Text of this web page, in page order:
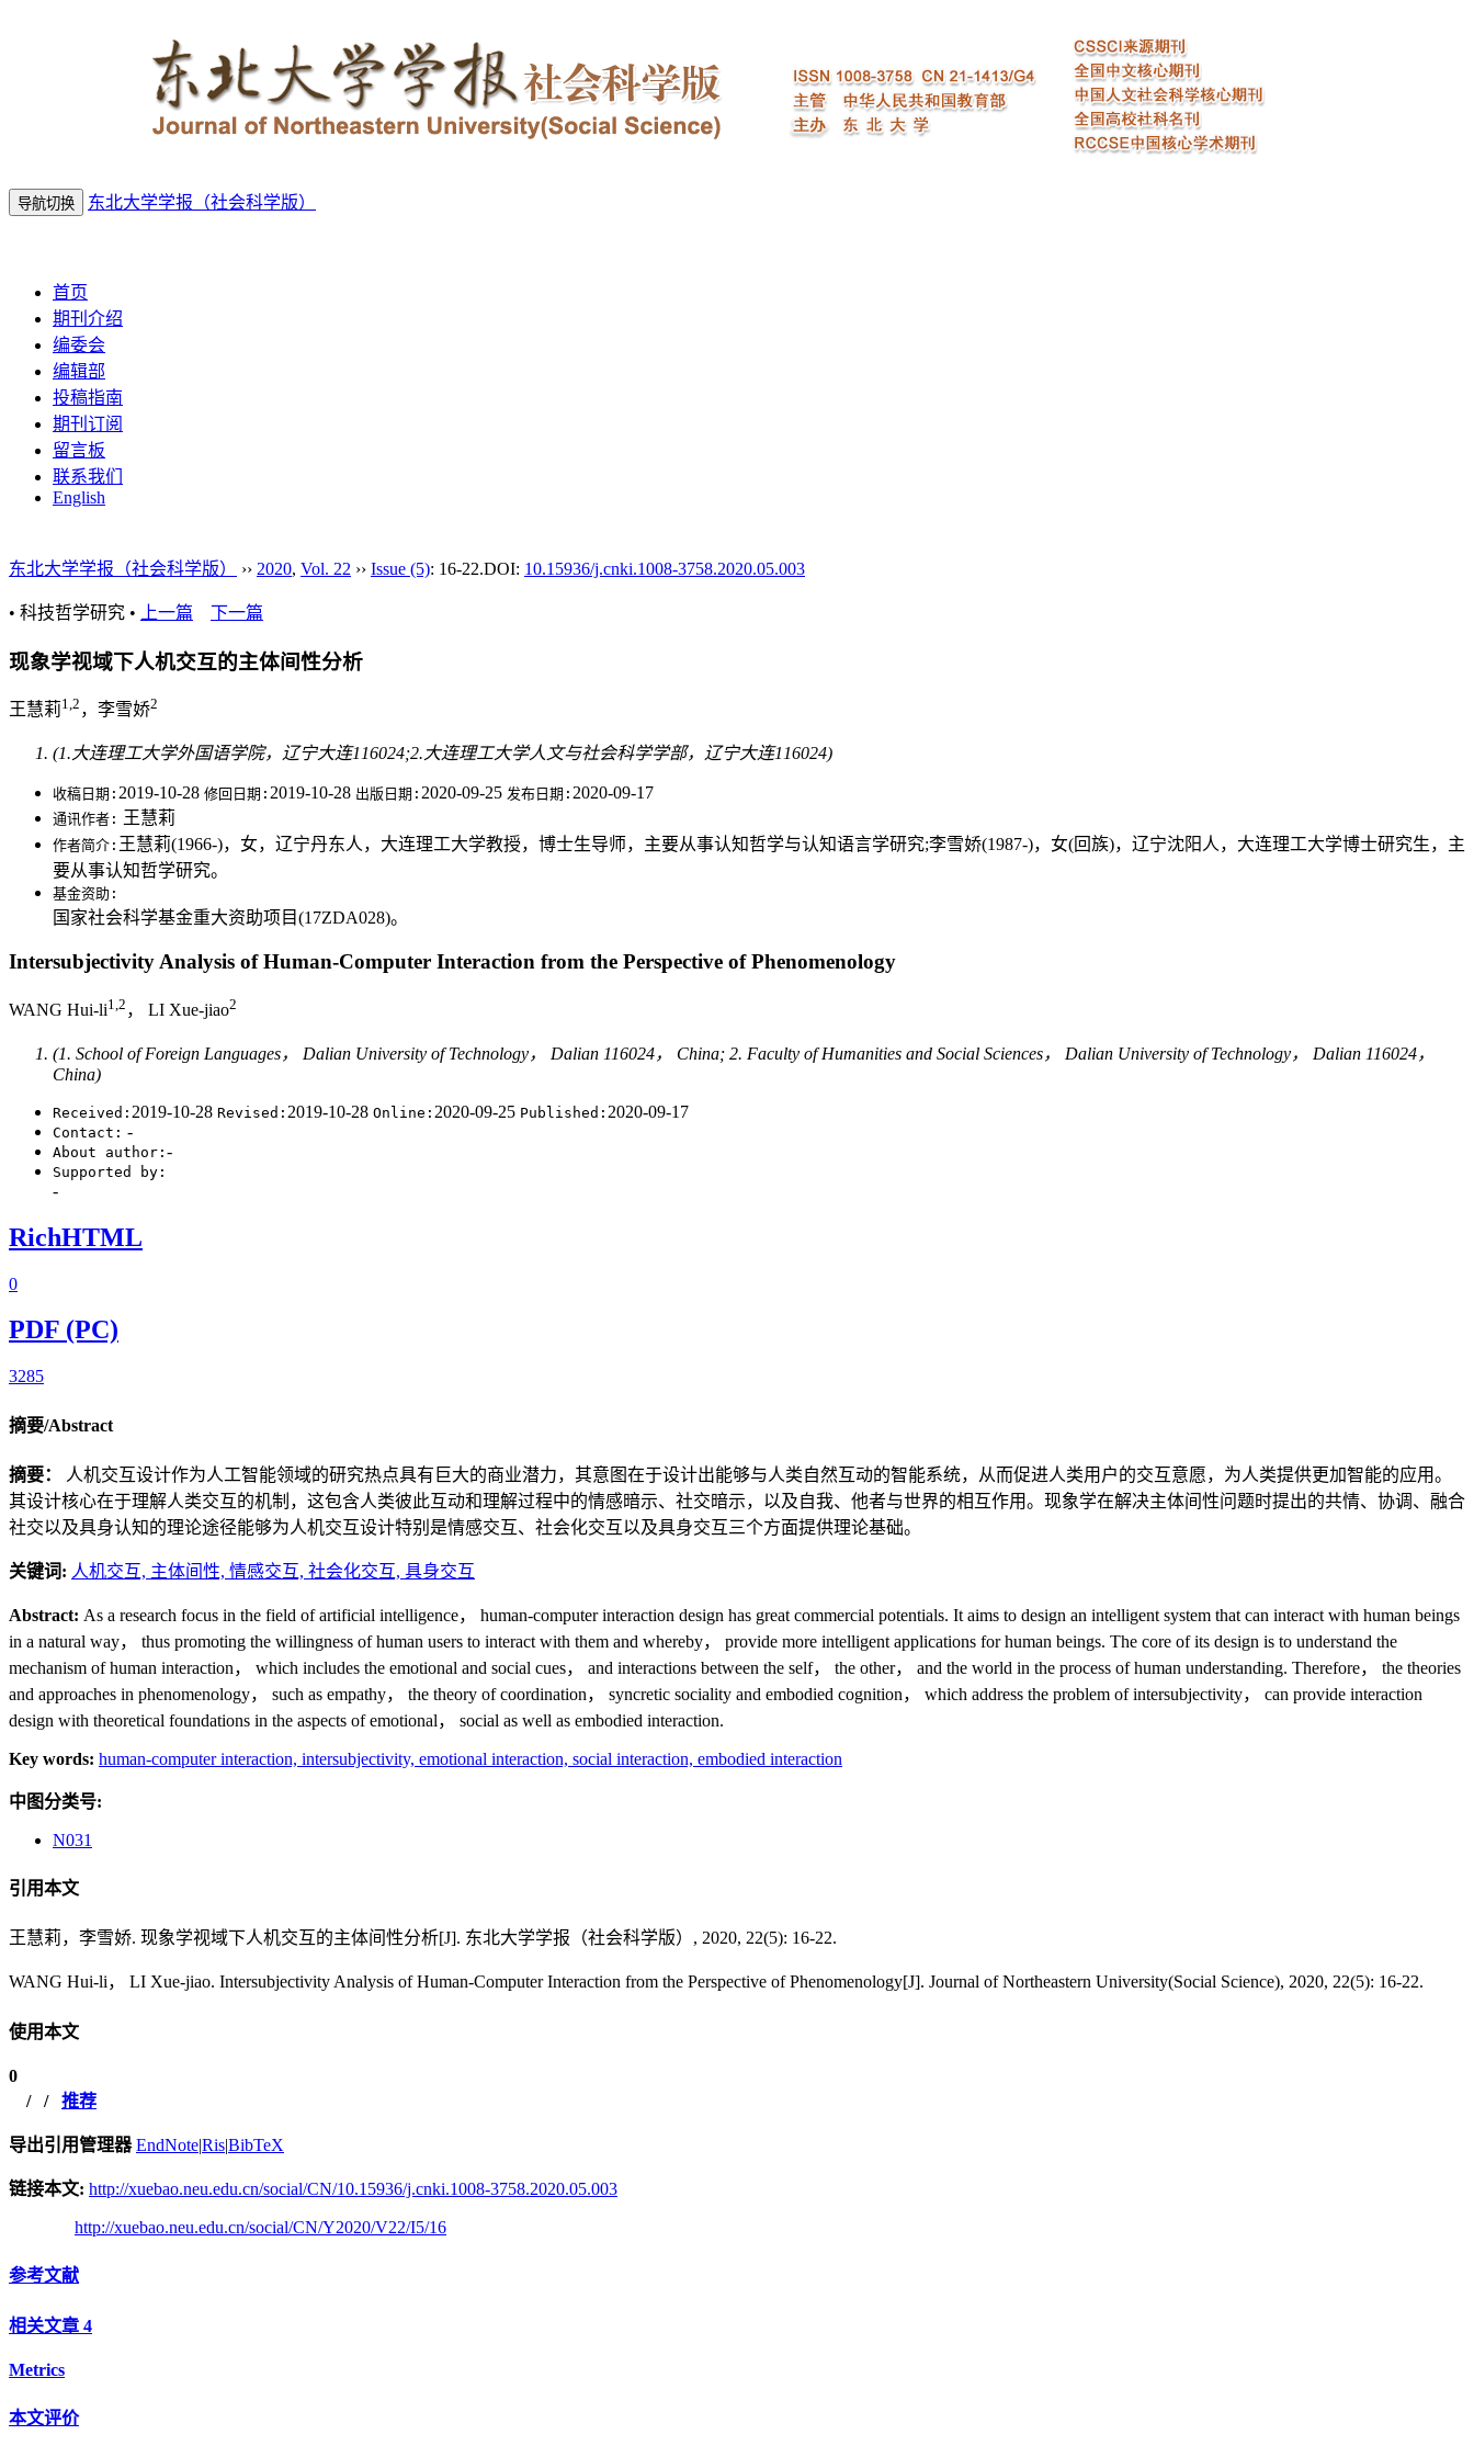
导航切换 东北大学学报（社会科学版）
首页
期刊介绍
编委会
编辑部
投稿指南
期刊订阅
留言板
联系我们
English
东北大学学报（社会科学版） ›› 2020, Vol. 22 ›› Issue (5): 16-22.DOI: 10.15936/j.cnki.1008-3758.2020.05.003
• 科技哲学研究 • 上一篇 下一篇
现象学视域下人机交互的主体间性分析
王慧莉1,2 ，李雪娇2
(1.大连理工大学外国语学院，辽宁大连116024;2.大连理工大学人文与社会科学学部，辽宁大连116024)
收稿日期: 2019-10-28 修回日期: 2019-10-28 出版日期: 2020-09-25 发布日期: 2020-09-17
通讯作者: 王慧莉
作者简介: 王慧莉(1966-)，女，辽宁丹东人，大连理工大学教授，博士生导师，主要从事认知哲学与认知语言学研究;李雪娇(1987-)，女(回族)，辽宁沈阳人，大连理工大学博士研究生，主
要从事认知哲学研究。
基金资助:
国家社会科学基金重大资助项目(17ZDA028)。
Intersubjectivity Analysis of Human-Computer Interaction from the Perspective of Phenomenology
WANG Hui-li1,2 ， LI Xue-jiao2
(1. School of Foreign Languages， Dalian University of Technology， Dalian 116024， China; 2. Faculty of Humanities and Social Sciences， Dalian University of Technology， Dalian 116024，
China)
Received: 2019-10-28 Revised: 2019-10-28 Online: 2020-09-25 Published: 2020-09-17
Contact: -
About author: -
Supported by:
-
RichHTML
0
PDF (PC)
3285
摘要/Abstract
摘要：
人机交互设计作为人工智能领域的研究热点具有巨大的商业潜力，其意图在于设计出能够与人类自然互动的智能系统，从而促进人类用户的交互意愿，为人类提供更加智能的应用。
其设计核心在于理解人类交互的机制，这包含人类彼此互动和理解过程中的情感暗示、社交暗示，以及自我、他者与世界的相互作用。现象学在解决主体间性问题时提出的共情、协调、融合
社交以及具身认知的理论途径能够为人机交互设计特别是情感交互、社会化交互以及具身交互三个方面提供理论基础。
关键词: 人机交互, 主体间性, 情感交互, 社会化交互, 具身交互
Abstract: As a research focus in the field of artificial intelligence， human-computer interaction design has great commercial potentials. It aims to design an intelligent system that can interact with human beings
in a natural way， thus promoting the willingness of human users to interact with them and whereby， provide more intelligent applications for human beings. The core of its design is to understand the
mechanism of human interaction， which includes the emotional and social cues， and interactions between the self， the other， and the world in the process of human understanding. Therefore， the theories
and approaches in phenomenology， such as empathy， the theory of coordination， syncretic sociality and embodied cognition， which address the problem of intersubjectivity， can provide interaction
design with theoretical foundations in the aspects of emotional， social as well as embodied interaction.
Key words: human-computer interaction, intersubjectivity, emotional interaction, social interaction, embodied interaction
中图分类号:
N031
引用本文
王慧莉，李雪娇. 现象学视域下人机交互的主体间性分析[J]. 东北大学学报（社会科学版）, 2020, 22(5): 16-22.
WANG Hui-li， LI Xue-jiao. Intersubjectivity Analysis of Human-Computer Interaction from the Perspective of Phenomenology[J]. Journal of Northeastern University(Social Science), 2020, 22(5): 16-22.
使用本文
0
/ / 推荐
导出引用管理器 EndNote|Ris|BibTeX
链接本文: http://xuebao.neu.edu.cn/social/CN/10.15936/j.cnki.1008-3758.2020.05.003
http://xuebao.neu.edu.cn/social/CN/Y2020/V22/I5/16
参考文献
相关文章 4
Metrics
本文评价